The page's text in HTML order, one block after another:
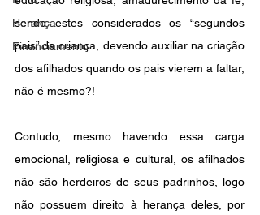
Herança
Financiamento
sendo estes considerados os “segundos
pais” da criança, devendo auxiliar na criação
dos afilhados quando os pais vierem a faltar,
não é mesmo?!
Contudo, mesmo havendo essa carga
emocional, religiosa e cultural, os afilhados
não são herdeiros de seus padrinhos, logo
não possuem direito à herança deles, por